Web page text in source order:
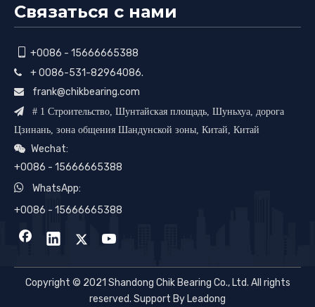
Связаться с нами
+0086 - 15666665388
 + 0086-531-82964086.
 frank@chikbearing.com
 # 1 Строительство, Шунтайская площадь, Шуньхуа, дорога
Цзинань, зона общения Шандунской зоны, Китай, Китай
 Wechat:
+0086 - 15666665388
 WhatsApp:
+0086 - 15666665388
Copyright © 2021 Shandong Chik Bearing Co., Ltd. All rights
reserved. Support By Leadong